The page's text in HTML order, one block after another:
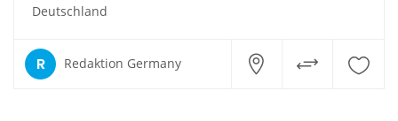
Deutschland
R Redaktion Germany